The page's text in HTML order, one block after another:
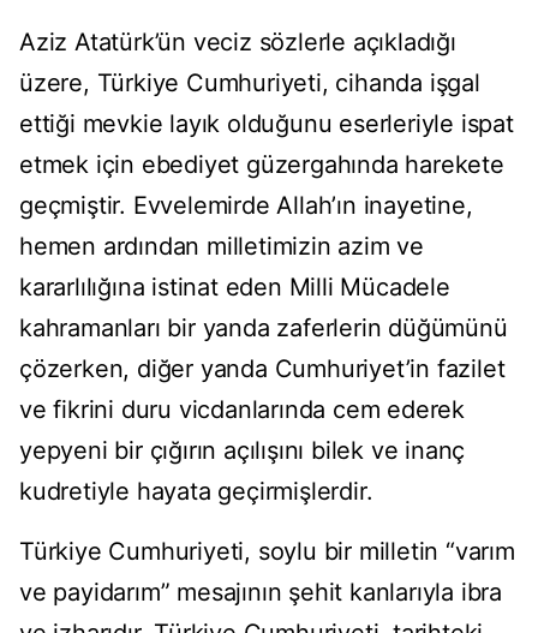
Aziz Atatürk’ün veciz sözlerle açıkladığı
üzere, Türkiye Cumhuriyeti, cihanda işgal
ettiği mevkie layık olduğunu eserleriyle ispat
etmek için ebediyet güzergahında harekete
geçmiştir. Evvelemirde Allah’ın inayetine,
hemen ardından milletimizin azim ve
kararlılığına istinat eden Milli Mücadele
kahramanları bir yanda zaferlerin düğümünü
çözerken, diğer yanda Cumhuriyet’in fazilet
ve fikrini duru vicdanlarında cem ederek
yepyeni bir çığırın açılışını bilek ve inanç
kudretiyle hayata geçirmişlerdir.
Türkiye Cumhuriyeti, soylu bir milletin “varım
ve payidarım” mesajının şehit kanlarıyla ibra